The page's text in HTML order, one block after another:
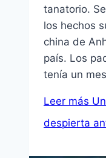
tanatorio.
los hechos
china de
país. Los
tenía un
Leer más
despierta